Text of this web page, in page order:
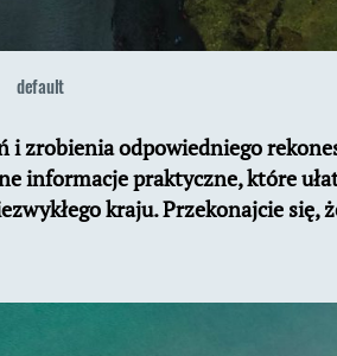
default
zrobienia odpowiedniego
informacje praktyczne, które
kraju. Przekonajcie się,